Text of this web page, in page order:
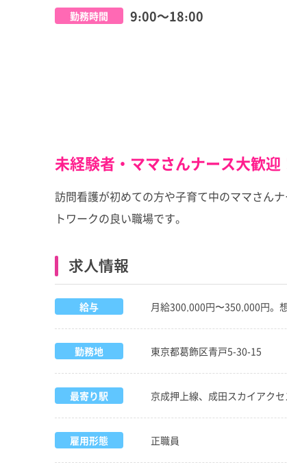
勤務時間 9:00～18:00
未経験者・ママさんナース大歓迎
訪問看護が初めての方や子育て中のママさん
トワークの良い職場です。
求人情報
給与 月給300,000円〜350,000円。
勤務地 東京都葛飾区青戸5-30-15
最寄り駅 京成押上線、成田スカイアク
雇用形態 正職員